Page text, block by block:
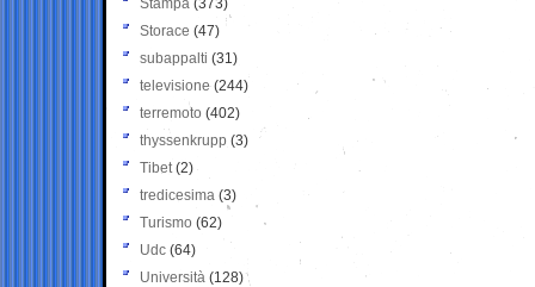
Stampa (373)
Storace (47)
subappalti (31)
televisione(244)
terremoto (402)
thyssenkrupp (3)
Tibet(2)
tredicesima (3)
Turismo (62)
Udc (64)
Università (128)